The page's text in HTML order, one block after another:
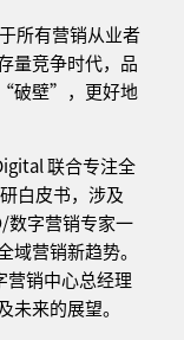
所有营销从业者
量竞争时代，品
“破壁”，更好地
联合专注全
白皮书，涉及
数字营销专家一
营销新趋势。
销中心总经理
来的展望。